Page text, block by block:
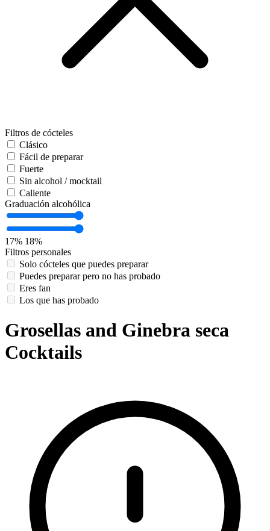
Filtros de cócteles
Clásico
Fácil de preparar
Fuerte
Sin alcohol / mocktail
Caliente
Graduación alcohólica
17% 18%
Filtros personales
Solo cócteles que puedes preparar
Puedes preparar pero no has probado
Eres fan
Los que has probado
Grosellas and Ginebra seca
Cocktails